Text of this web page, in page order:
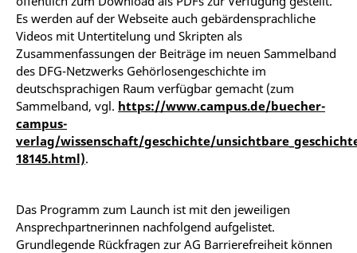
Es werden auf der Webseite auch gebärdensprachliche
Videos mit Untertitelung und Skripten als
Zusammenfassungen der Beiträge im neuen Sammelband
des DFG-Netzwerks Gehörlosengeschichte im
deutschsprachigen Raum verfügbar gemacht (zum
Sammelband, vgl. https://www.campus.de/buecher-
campus-
verlag/wissenschaft/geschichte/
18145.html).
Das Programm zum Launch ist mit den jeweiligen
Ansprechpartnerinnen nachfolgend aufgelistet.
Grundlegende Rückfragen zur AG Barrierefreiheit können